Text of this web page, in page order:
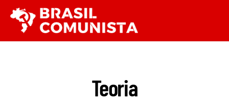
para
o
Teoria